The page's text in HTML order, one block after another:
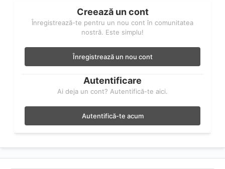
Creează un cont
Înregistrează-te pentru un nou cont în comunitatea
nostră. Este simplu!
Înregistrează un nou cont
Autentificare
Ai deja un cont? Autentifică-te aici.
Autentifică-te acum